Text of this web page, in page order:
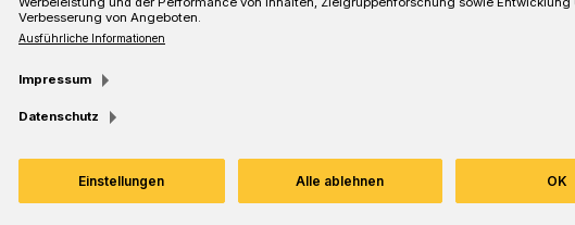
Eine Minute Lesezeit
Verbesserung von Angeboten.
Ausführliche Informationen
Impressum
Datenschutz
Einstellungen Alle ablehnen OK